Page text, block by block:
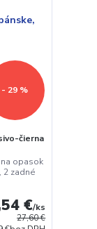
- 29 %
čierna
opasok
2 zadné
27,60 €
€/ks